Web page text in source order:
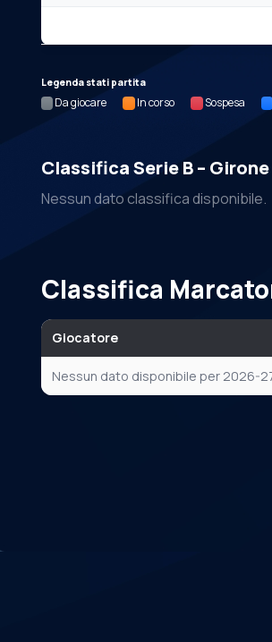
Legenda stati partita
Da giocare In corso Sospesa
Classifica Serie B –
Nessun dato classifica disponibile.
Classifica
Giocatore
Nessun dato disponibile per 2026-